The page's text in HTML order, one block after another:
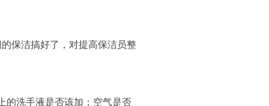
保洁搞好了，对提高保洁员整
的洗手液是否该加；空气是否